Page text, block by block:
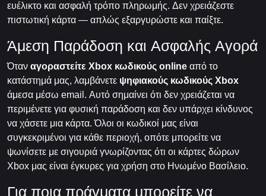
ευέλικτο και ασφαλή τρόπο πληρωμής. Δεν χρειάζεστε
πιστωτική κάρτα — απλώς εξαργυρώστε και παίξτε.
Άμεση Παράδοση και Ασφαλής Αγορά
Όταν αγοραστείτε Xbox κωδικούς online από το
κατάστημά μας, λαμβάνετε ψηφιακούς κωδικούς Xbox
άμεσα μέσω email. Αυτό σημαίνει ότι δεν χρειάζεται να
περιμένετε για φυσική παράδοση και δεν υπάρχει κίνδυνος
να χάσετε μια κάρτα. Όλοι οι κωδικοί μας είναι
συγκεκριμένοι για κάθε περιοχή, οπότε μπορείτε να
ψωνίσετε με σιγουριά γνωρίζοντας ότι οι κάρτες δώρων
Xbox μας είναι έγκυρες για χρήση στο Ηνωμένο Βασίλειο.
Για ποια πράγματα μπορείτε να